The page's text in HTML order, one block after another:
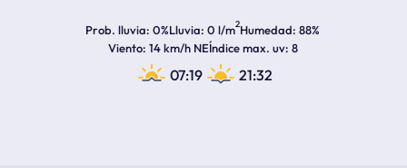
Prob. lluvia 0%Lluvia 0 l/m2Humedad 88%
Viento 14 km/h NEÍndice max. uv 8
07:19 21:32